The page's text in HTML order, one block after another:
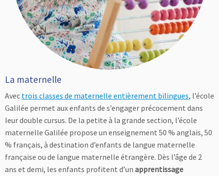
La maternelle
Avec trois classes de maternelle entièrement bilingues, l’école
Galilée permet aux enfants de s’engager précocement dans
leur double cursus. De la petite à la grande section, l’école
maternelle Galilée propose un enseignement 50 % anglais, 50
% français, à destination d’enfants de langue maternelle
française ou de langue maternelle étrangère. Dès l’âge de 2
ans et demi, les enfants profitent d’un apprentissage